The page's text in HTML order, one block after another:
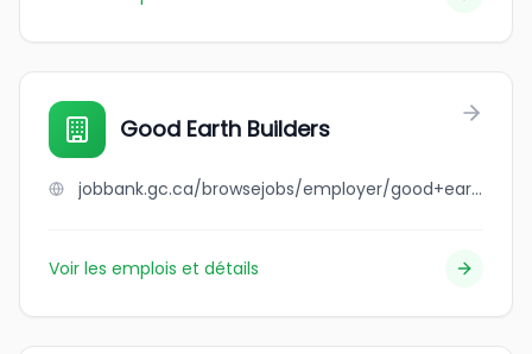
Good Earth Builders
jobbank.gc.ca/browsejobs/employer/good+earth+builders/ca
Voir les emplois et détails